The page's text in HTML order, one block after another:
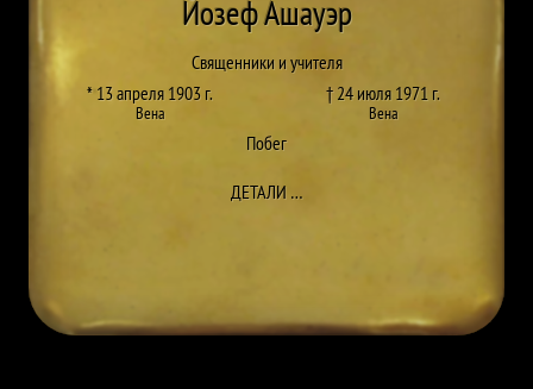
Йозеф Ашауэр
Священники и учителя
* 13 апреля 1903 г.
Вена
† 24 июля 1971 г.
Вена
Побег
ДЕТАЛИ…ДО JOSEF ASCHAUER